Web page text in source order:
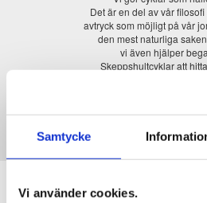
Samtycke
Vi använder cookies.
Det är en del av vår
avtryck som möjligt på vår
den mest naturliga
vi även hjälper
Skeppshultcyklar att
Lägg in annons /ändra /
Regler och villkor
Skeppshult V